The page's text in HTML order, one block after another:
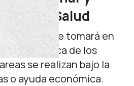
a la Salud
se tomará en
académica de los
se realizan bajo la
o ayuda económica.